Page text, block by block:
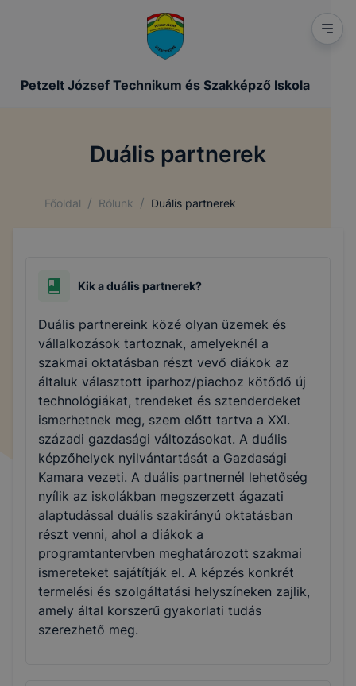
Petzelt József Technikum és Szakképző Iskola
Duális partnerek
Főoldal / Rólunk / Duális partnerek
Kik a duális partnerek?
Duális partnereink közé olyan üzemek és
vállalkozások tartoznak, amelyeknél a
szakmai oktatásban részt vevő diákok az
általuk választott iparhoz/piachoz kötődő új
technológiákat, trendeket és sztenderdeket
ismerhetnek meg, szem előtt tartva a XXI.
századi gazdasági változásokat. A duális
képzőhelyek nyilvántartását a Gazdasági
Kamara vezeti. A duális partnernél lehetőség
nyílik az iskolákban megszerzett ágazati
alaptudással duális szakirányú oktatásban
részt venni, ahol a diákok a
programtantervben meghatározott szakmai
ismereteket sajátítják el. A képzés konkrét
termelési és szolgáltatási helyszíneken zajlik,
amely által korszerű gyakorlati tudás
szerezhető meg.